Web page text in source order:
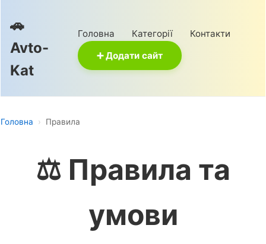
🚗
Avto-
Kat
Головна Категорії
Контакти
➕ Додати сайт
Головна › Правила
⚖️ Правила та
умови